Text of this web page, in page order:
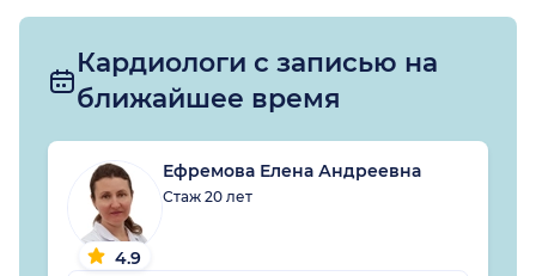
Кардиологи с записью на
ближайшее время
4.9
Ефремова Елена Андреевна
Стаж 20 лет